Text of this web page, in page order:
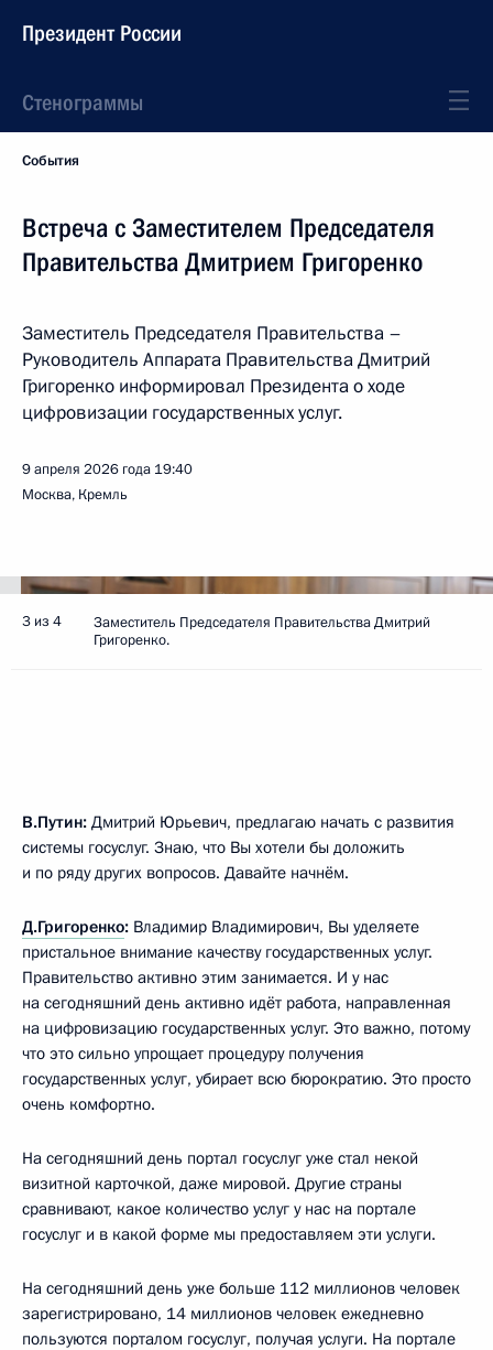
Президент России
Стенограммы
События
Встреча с Заместителем Председателя
Правительства Дмитрием Григоренко
Заместитель Председателя Правительства –
Руководитель Аппарата Правительства Дмитрий
Григоренко информировал Президента о ходе
цифровизации государственных услуг.
9 апреля 2026 года 19:40
Москва, Кремль
3 из 4
Заместитель Председателя Правительства Дмитрий
Григоренко.
В.Путин: Дмитрий Юрьевич, предлагаю начать с развития
системы госуслуг. Знаю, что Вы хотели бы доложить
и по ряду других вопросов. Давайте начнём.
Д.Григоренко: Владимир Владимирович, Вы уделяете
пристальное внимание качеству государственных услуг.
Правительство активно этим занимается. И у нас
на сегодняшний день активно идёт работа, направленная
на цифровизацию государственных услуг. Это важно, потому
что это сильно упрощает процедуру получения
государственных услуг, убирает всю бюрократию. Это просто
очень комфортно.
На сегодняшний день портал госуслуг уже стал некой
визитной карточкой, даже мировой. Другие страны
сравнивают, какое количество услуг у нас на портале
госуслуг и в какой форме мы предоставляем эти услуги.
На сегодняшний день уже больше 112 миллионов человек
зарегистрировано, 14 миллионов человек ежедневно
пользуются порталом госуслуг, получая услуги. На портале